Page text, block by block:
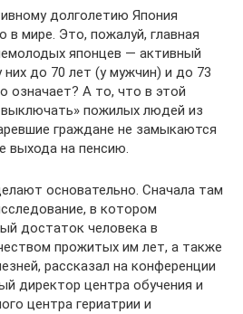
долголетию Япония
в мире. Это, пожалуй, главная
японцев — активный
до 70 лет (у мужчин) и до 73
означает? А то, что в этой
пожилых людей из
граждане не замыкаются
выхода на пенсию.
основательно. Сначала там
в котором
достаток человека в
прожитых им лет, а также
рассказал на конференции
директор центра обучения и
центра гериатрии и